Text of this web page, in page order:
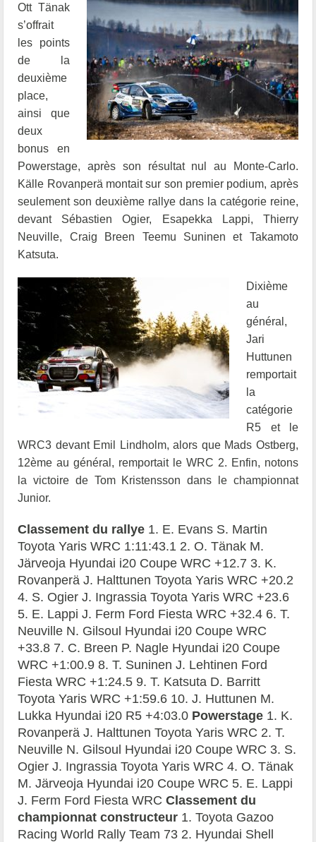
Ott Tänak
s’offrait
les points
de la
deuxième
place,
ainsi que
deux
bonus en
Powerstage, après son résultat nul au Monte-Carlo.
Källe Rovanperä montait sur son premier podium, après
seulement son deuxième rallye dans la catégorie reine,
devant Sébastien Ogier, Esapekka Lappi, Thierry
Neuville, Craig Breen Teemu Suninen et Takamoto
Katsuta.
Dixième
au
général,
Jari
Huttunen
remportait
la
catégorie
R5 et le
WRC3 devant Emil Lindholm, alors que Mads Ostberg,
12ème au général, remportait le WRC 2. Enfin, notons
la victoire de Tom Kristensson dans le championnat
Junior.
Classement du rallye 1. E. Evans S. Martin
Toyota Yaris WRC 1:11:43.1 2. O. Tänak M.
Järveoja Hyundai i20 Coupe WRC +12.7 3. K.
Rovanperä J. Halttunen Toyota Yaris WRC +20.2
4. S. Ogier J. Ingrassia Toyota Yaris WRC +23.6
5. E. Lappi J. Ferm Ford Fiesta WRC +32.4 6. T.
Neuville N. Gilsoul Hyundai i20 Coupe WRC
+33.8 7. C. Breen P. Nagle Hyundai i20 Coupe
WRC +1:00.9 8. T. Suninen J. Lehtinen Ford
Fiesta WRC +1:24.5 9. T. Katsuta D. Barritt
Toyota Yaris WRC +1:59.6 10. J. Huttunen M.
Lukka Hyundai i20 R5 +4:03.0 Powerstage 1. K.
Rovanperä J. Halttunen Toyota Yaris WRC 2. T.
Neuville N. Gilsoul Hyundai i20 Coupe WRC 3. S.
Ogier J. Ingrassia Toyota Yaris WRC 4. O. Tänak
M. Järveoja Hyundai i20 Coupe WRC 5. E. Lappi
J. Ferm Ford Fiesta WRCClassement du
championnat constructeur 1. Toyota Gazoo
Racing World Rally Team 73 2. Hyundai Shell